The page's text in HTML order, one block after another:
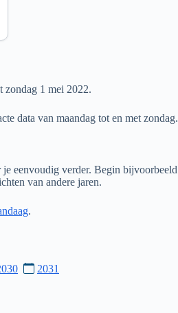
zondag 1 mei 2022.
data van maandag tot en met zondag.
je eenvoudig verder. Begin bijvoorbeeld
van andere jaren.
.
2031